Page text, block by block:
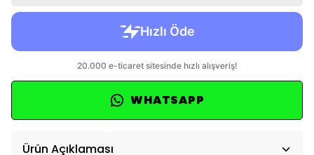
WHATSAPP
Ürün Açıklaması